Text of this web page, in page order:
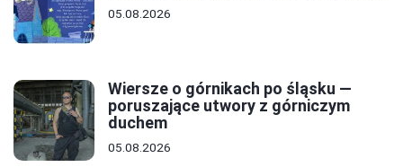
05.08.2026
Wiersze o górnikach po śląsku —
poruszające utwory z górniczym
duchem
05.08.2026